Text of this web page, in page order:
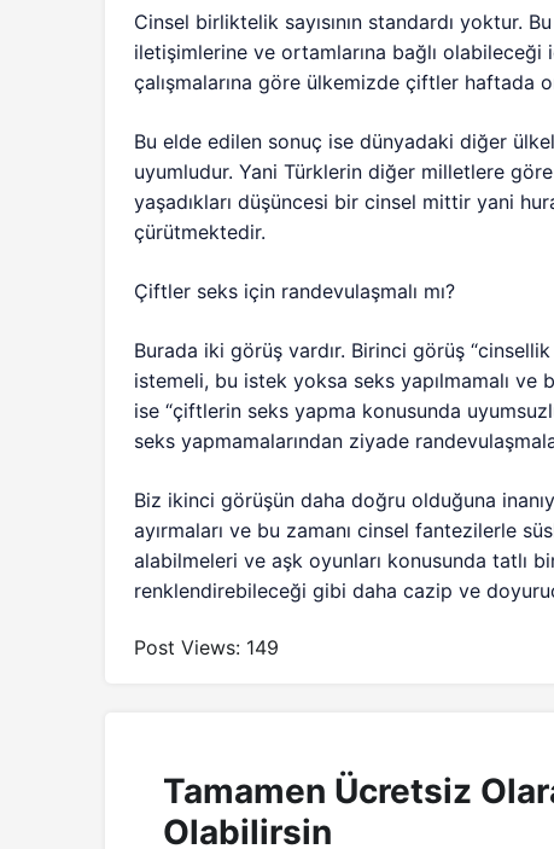
Cinsel birliktelik sayısının standardı yoktur.
iletişimlerine ve ortamlarına bağlı olabileceği
çalışmalarına göre ülkemizde çiftler haftada
Bu elde edilen sonuç ise dünyadaki diğer
uyumludur. Yani Türklerin diğer milletlere
yaşadıkları düşüncesi bir cinsel mittir yani
çürütmektedir.
Çiftler seks için randevulaşmalı mı?
Burada iki görüş vardır. Birinci görüş
istemeli, bu istek yoksa seks yapılmamalı
ise “çiftlerin seks yapma konusunda
seks yapmamalarından ziyade
Biz ikinci görüşün daha doğru olduğuna
ayırmaları ve bu zamanı cinsel fantezilerle
alabilmeleri ve aşk oyunları konusunda tatlı
renklendirebileceği gibi daha cazip ve
Post Views: 149
Tamamen Ücretsiz
Olabilirsin